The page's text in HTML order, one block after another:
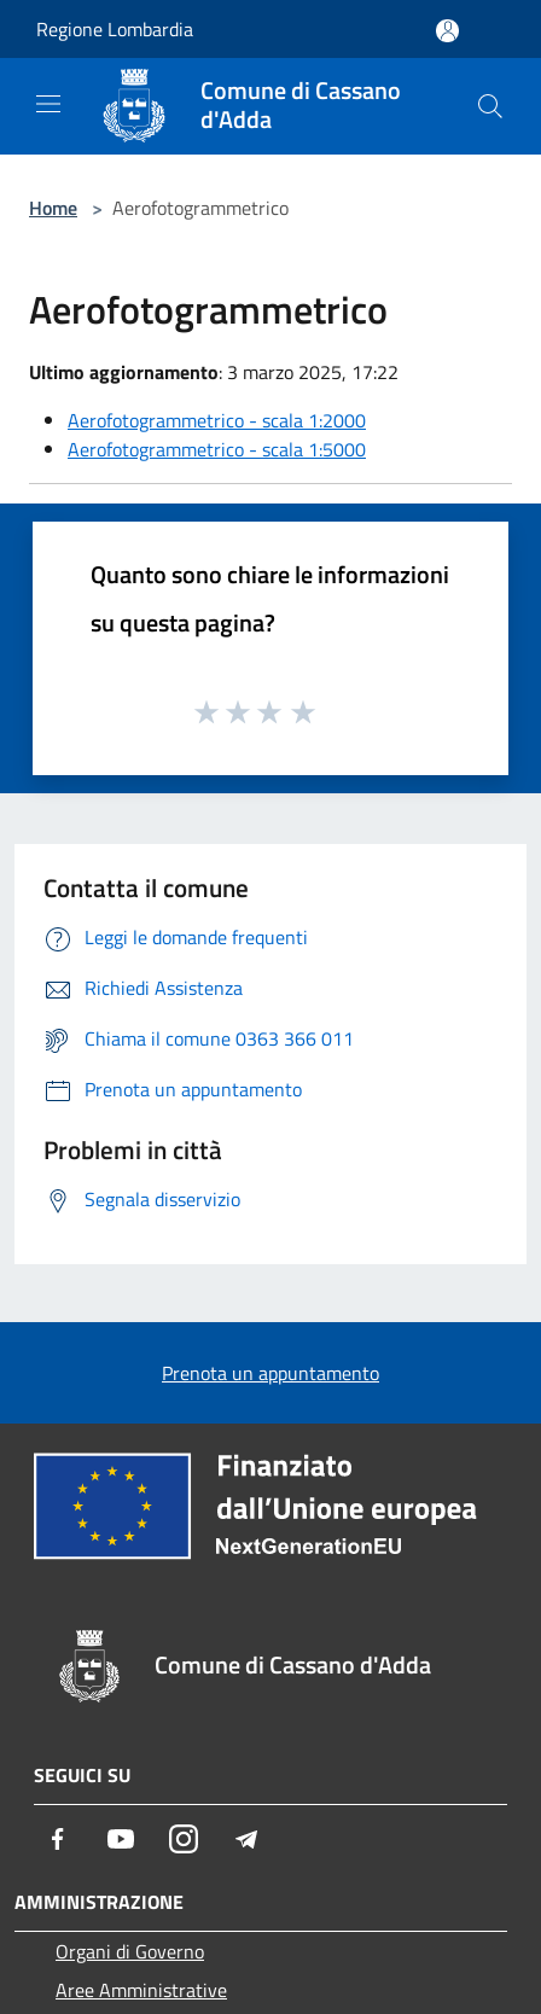
Regione Lombardia
Comune di Cassano
d'Adda
Home > Aerofotogrammetrico
Aerofotogrammetrico
Ultimo aggiornamento: 3 marzo 2025, 17:22
Aerofotogrammetrico - scala 1:2000
Aerofotogrammetrico - scala 1:5000
Quanto sono chiare le informazioni
su questa pagina?
Contatta il comune
Leggi le domande frequenti
Richiedi Assistenza
Chiama il comune 0363 366 011
Prenota un appuntamento
Problemi in città
Segnala disservizio
Prenota un appuntamento
Comune di Cassano d'Adda
SEGUICI SU
Facebook YoutubeInstagram
AMMINISTRAZIONE
Organi di Governo
Aree Amministrative